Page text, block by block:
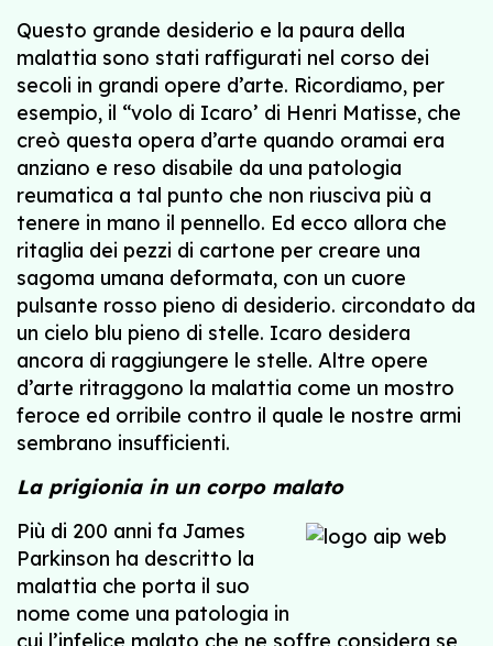
Questo grande desiderio e la paura della
malattia sono stati raffigurati nel corso dei
secoli in grandi opere d’arte. Ricordiamo, per
esempio, il “volo di Icaro’ di Henri Matisse, che
creò questa opera d’arte quando oramai era
anziano e reso disabile da una patologia
reumatica a tal punto che non riusciva più a
tenere in mano il pennello. Ed ecco allora che
ritaglia dei pezzi di cartone per creare una
sagoma umana deformata, con un cuore
pulsante rosso pieno di desiderio. circondato da
un cielo blu pieno di stelle. Icaro desidera
ancora di raggiungere le stelle. Altre opere
d’arte ritraggono la malattia come un mostro
feroce ed orribile contro il quale le nostre armi
sembrano insufficienti.
La prigionia in un corpo malato
Più di 200 anni fa James
Parkinson ha descritto la
malattia che porta il suo
nome come una patologia in